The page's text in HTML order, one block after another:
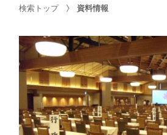
検索トップ 資料情報